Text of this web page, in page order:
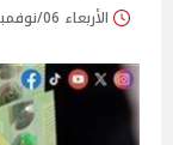
الأربعاء 06/نوفمبر/2024 - 12:44 م